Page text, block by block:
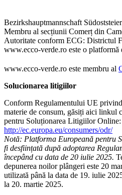
Bezirkshauptmannschaft
Membru al secțiunii Comerț din
Autoritate conform ECG: Districtul
www.ecco-verde.ro este o platformă
www.ecco-verde.ro este membru al
Solucionarea litigiilor
Conform Regulamentului UE
materie de consum, găsiți aici linkul
pentru Soluționarea Litigiilor Online:
http://ec.europa.eu/consumers/odr/
Notă: Platforma Europeană pentru
fi desființată după adoptarea
începând cu data de 20 iulie 2025.
depunerea noilor plângeri este 20
utilizată până la data de 19. iulie
la 20. martie 2025.